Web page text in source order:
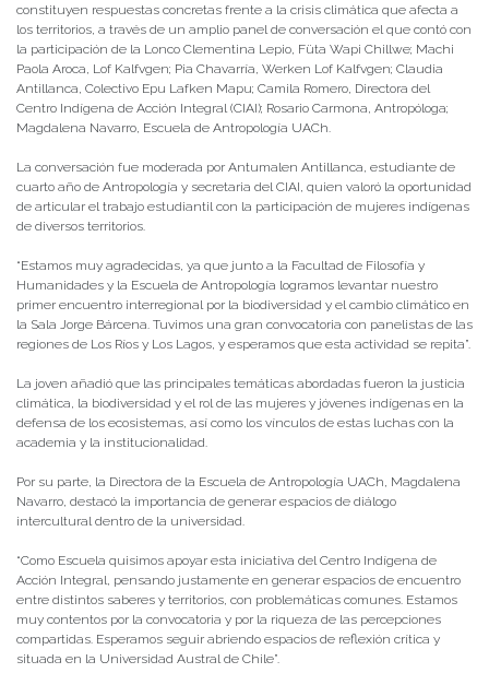
constituyen respuestas concretas frente a la crisis climática que afecta a
los territorios, a través de un amplio panel de conversación el que contó con
la participación de la Lonco Clementina Lepio, Füta Wapi Chillwe; Machi
Paola Aroca, Lof Kalfvgen; Pia Chavarría, Werken Lof Kalfvgen; Claudia
Antillanca, Colectivo Epu Lafken Mapu; Camila Romero, Directora del
Centro Indígena de Acción Integral (CIAI); Rosario Carmona, Antropóloga;
Magdalena Navarro, Escuela de Antropología UACh.
La conversación fue moderada por Antumalen Antillanca, estudiante de
cuarto año de Antropología y secretaria del CIAI, quien valoró la oportunidad
de articular el trabajo estudiantil con la participación de mujeres indígenas
de diversos territorios.
“Estamos muy agradecidas, ya que junto a la Facultad de Filosofía y
Humanidades y la Escuela de Antropología logramos levantar nuestro
primer encuentro interregional por la biodiversidad y el cambio climático en
la Sala Jorge Bárcena. Tuvimos una gran convocatoria con panelistas de las
regiones de Los Ríos y Los Lagos, y esperamos que esta actividad se repita”.
La joven añadió que las principales temáticas abordadas fueron la justicia
climática, la biodiversidad y el rol de las mujeres y jóvenes indígenas en la
defensa de los ecosistemas, así como los vínculos de estas luchas con la
academia y la institucionalidad.
Por su parte, la Directora de la Escuela de Antropología UACh, Magdalena
Navarro, destacó la importancia de generar espacios de diálogo
intercultural dentro de la universidad.
“Como Escuela quisimos apoyar esta iniciativa del Centro Indígena de
Acción Integral, pensando justamente en generar espacios de encuentro
entre distintos saberes y territorios, con problemáticas comunes. Estamos
muy contentos por la convocatoria y por la riqueza de las percepciones
compartidas. Esperamos seguir abriendo espacios de reflexión crítica y
situada en la Universidad Austral de Chile”.